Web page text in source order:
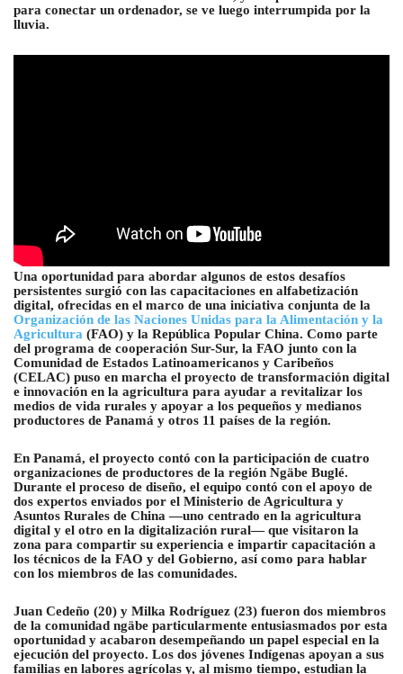
para conectar un ordenador, se ve luego interrumpida por la
lluvia.
Una oportunidad para abordar algunos de estos desafíos
persistentes surgió con las capacitaciones en alfabetización
digital, ofrecidas en el marco de una iniciativa conjunta de la
Organización de las Naciones Unidas para la Alimentación y la
Agricultura (FAO) y la República Popular China. Como parte
del programa de cooperación Sur-Sur, la FAO junto con la
Comunidad de Estados Latinoamericanos y Caribeños
(CELAC) puso en marcha el proyecto de transformación digital
e innovación en la agricultura para ayudar a revitalizar los
medios de vida rurales y apoyar a los pequeños y medianos
productores de Panamá y otros 11 países de la región.
En Panamá, el proyecto contó con la participación de cuatro
organizaciones de productores de la región Ngäbe Buglé.
Durante el proceso de diseño, el equipo contó con el apoyo de
dos expertos enviados por el Ministerio de Agricultura y
Asuntos Rurales de China —uno centrado en la agricultura
digital y el otro en la digitalización rural— que visitaron la
zona para compartir su experiencia e impartir capacitación a
los técnicos de la FAO y del Gobierno, así como para hablar
con los miembros de las comunidades.
Juan Cedeño (20) y Milka Rodríguez (23) fueron dos miembros
de la comunidad ngäbe particularmente entusiasmados por esta
oportunidad y acabaron desempeñando un papel especial en la
ejecución del proyecto. Los dos jóvenes Indígenas apoyan a sus
familias en labores agrícolas y, al mismo tiempo, estudian la